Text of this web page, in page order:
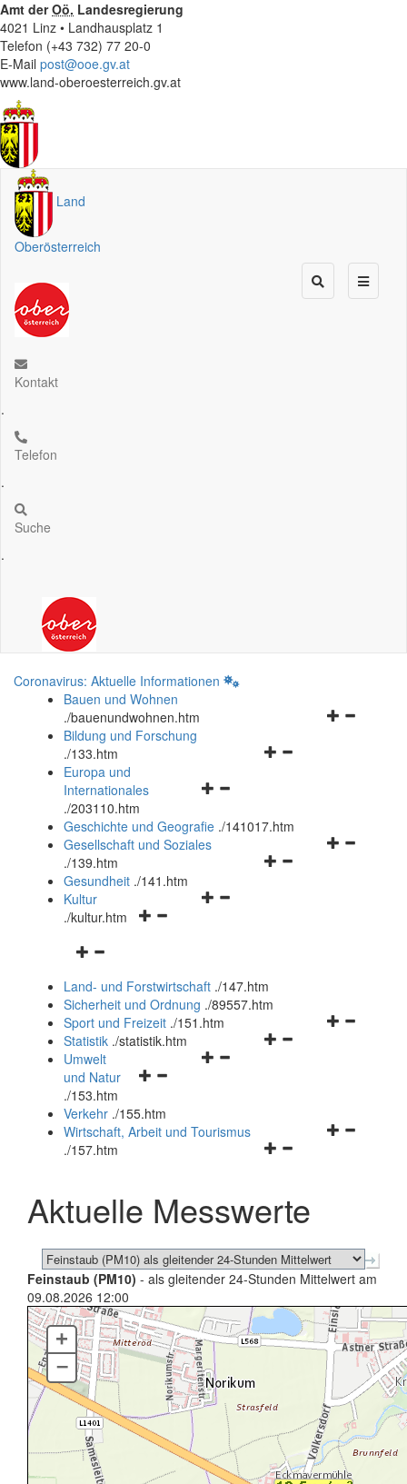
Amt derOö. Landesregierung
4021 Linz • Landhausplatz 1
Telefon (+43 732) 77 20-0
E-Mail post@ooe.gv.at
www.land-oberoesterreich.gv.at
Land
Oberösterreich
Kontakt
.
Telefon
.
Suche
.
Coronavirus: Aktuelle Informationen
Bauen und Wohnen
./bauenundwohnen.htm
Navigationsmenü
Bildung und Forschung
./133.htm
Navigationsmenü
und
schließen
Europa und
Internationales
./203110.htm
Geschichte und Geografie ./141017.htm
Navigationsmenü
Gesellschaft und Soziales
./139.htm
Navigationsmenü
Gesundheit ./141.htm
Navigationsmenü
Kultur
./kultur.htm
Navigationsmenü
und
schließen
Land- und Forstwirtschaft ./147.htm
Sicherheit und Ordnung ./89557.htm
Navigationsmenü
Sport und Freizeit ./151.htm
Navigationsmenü
Statistik ./statistik.htm
Navigationsmenü
und
schließen
Umwelt
und Natur
./153.htm
Verkehr ./155.htm
Navigationsmenü
schließen
Wirtschaft, Arbeit und Tourismus
./157.htm
Aktuelle Messwerte
Feinstaub (PM10) - als gleitender 24-Stunden Mittelwert am
09.08.2026 12:00
+
–